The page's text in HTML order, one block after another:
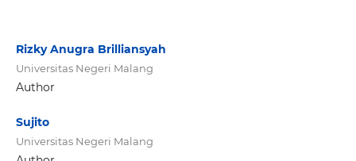
Rizky Anugra Brilliansyah
Universitas Negeri Malang
Author
Sujito
Universitas Negeri Malang